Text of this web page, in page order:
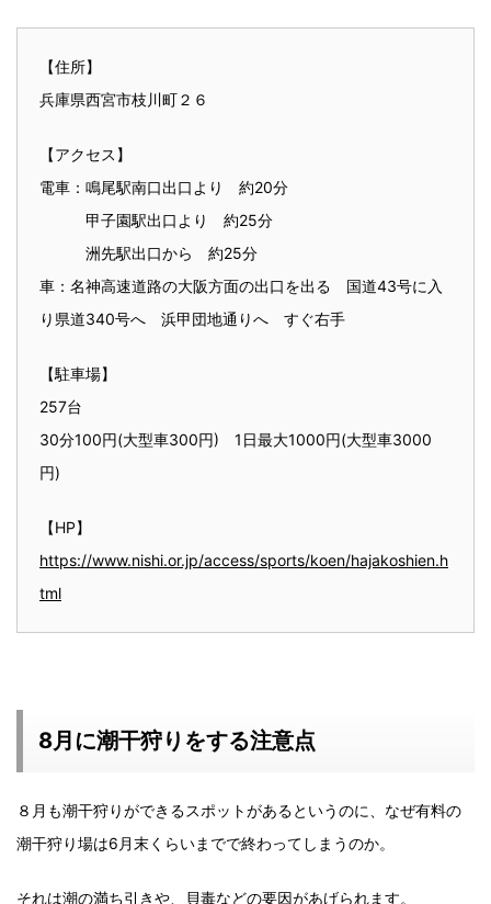
【住所】
兵庫県西宮市枝川町２６
【アクセス】
電車：鳴尾駅南口出口より 約20分
甲子園駅出口より 約25分
洲先駅出口から 約25分
車：名神高速道路の大阪方面の出口を出る 国道43号に入
り県道340号へ 浜甲団地通りへ すぐ右手
【駐車場】
257台
30分100円(大型車300円) 1日最大1000円(大型車3000
円)
【HP】
https://www.nishi.or.jp/access/sports/koen/hajakoshien.h
tml
8月に潮干狩りをする注意点
８月も潮干狩りができるスポットがあるというのに、なぜ有料の
潮干狩り場は6月末くらいまでで終わってしまうのか。
それは潮の満ち引きや、貝毒などの要因があげられます。